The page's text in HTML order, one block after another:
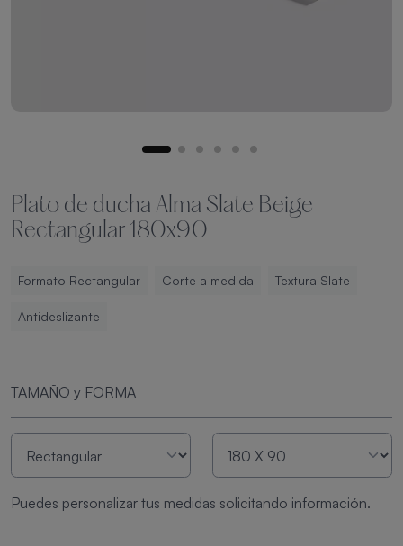
Plato de ducha Alma Slate Beige
Rectangular 180x90
Formato Rectangular Corte a medida Textura Slate
Antideslizante
TAMAÑO y FORMA
Puedes personalizar tus medidas solicitando información.